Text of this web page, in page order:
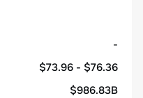
-
$73.96 - $76.36
$986.83B